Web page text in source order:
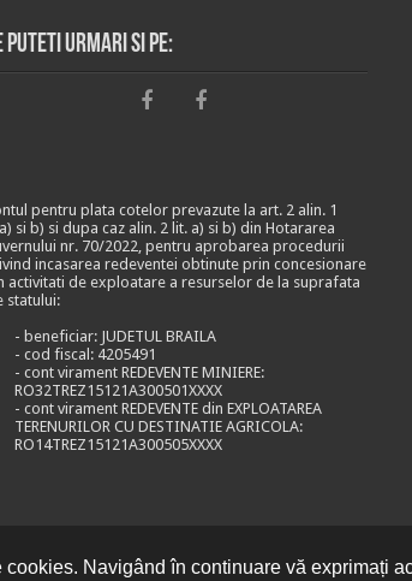
cookies. Navigând în continuare vă exprimați
puteti urmari si pe:
pentru plata cotelor prevazute la art. 2 alin. 1
si b) si dupa caz alin. 2 lit. a) si b) din Hotararea
nr. 70/2022, pentru aprobarea procedurii
incasarea redeventei obtinute prin concesionare
activitati de exploatare a resurselor de la suprafata
statului:
- beneficiar: JUDETUL BRAILA
- cod fiscal: 4205491
- cont virament REDEVENTE MINIERE:
RO32TREZ15121A300501XXXX
- cont virament REDEVENTE din EXPLOATAREA
TERENURILOR CU DESTINATIE AGRICOLA:
RO14TREZ15121A300505XXXX
BRAILA, 2026